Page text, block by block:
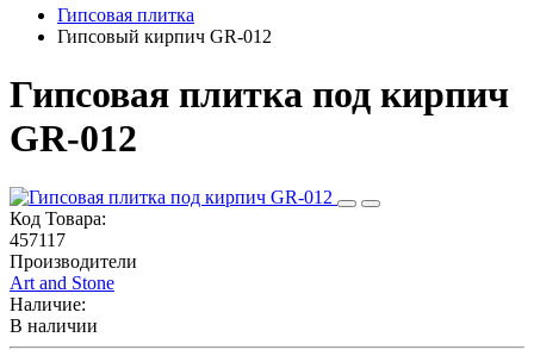
Гипсовая плитка
Гипсовый кирпич GR-012
Гипсовая плитка под кирпич
GR-012
Код Товара:
457117
Производители
Art and Stone
Наличие:
В наличии